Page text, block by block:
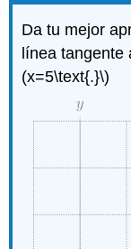
Da tu mejor
línea
(x=5\text{.}\)